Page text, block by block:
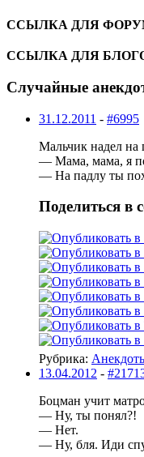
ССЫЛКА ДЛЯ
ССЫЛКА ДЛЯ
Случайные
31.12.2011 - #6995
Мальчик надел на
— Мама, мама, я
— На падлу ты
Поделиться в
Рубрика:
13.04.2012 -
Боцман учит
— Ну, ты понял?!
— Нет.
— Ну, бля. Иди